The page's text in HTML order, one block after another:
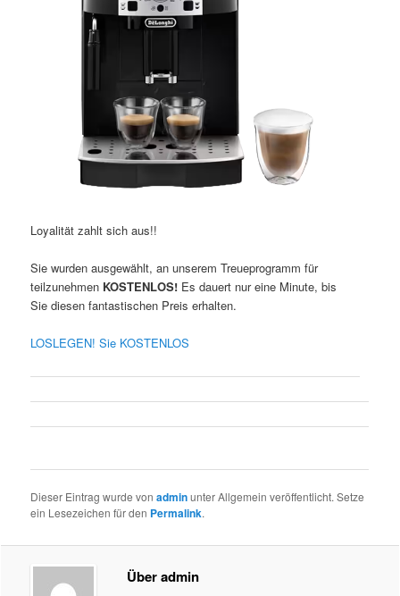
Loyalität zahlt sich aus!!
Sie wurden ausgewählt, an unserem Treueprogramm für
teilzunehmen KOSTENLOS! Es dauert nur eine Minute, bis
Sie diesen fantastischen Preis erhalten.
LOSLEGEN! Sie KOSTENLOS
Dieser Eintrag wurde vonadminunter Allgemein veröffentlicht. Setze
ein Lesezeichen für den Permalink.
Über admin